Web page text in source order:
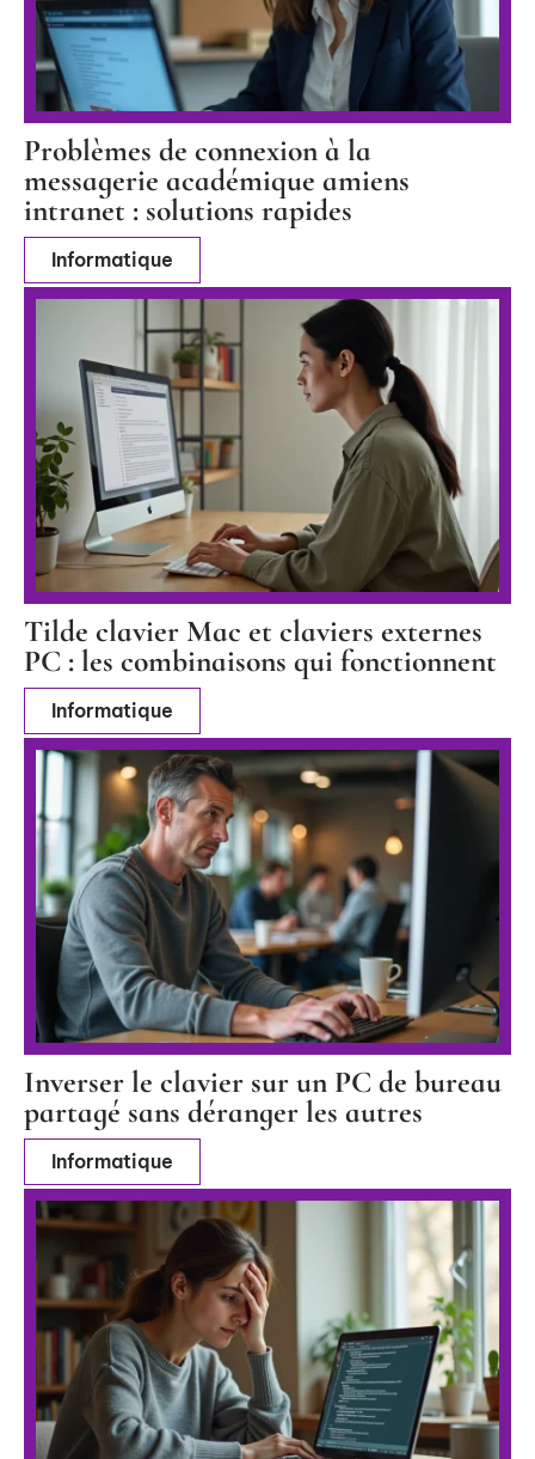
Problèmes de connexion à la
messagerie académique amiens
intranet : solutions rapides
Informatique
Tilde clavier Mac et claviers externes
PC : les combinaisons qui fonctionnent
Informatique
Inverser le clavier sur un PC de bureau
partagé sans déranger les autres
Informatique